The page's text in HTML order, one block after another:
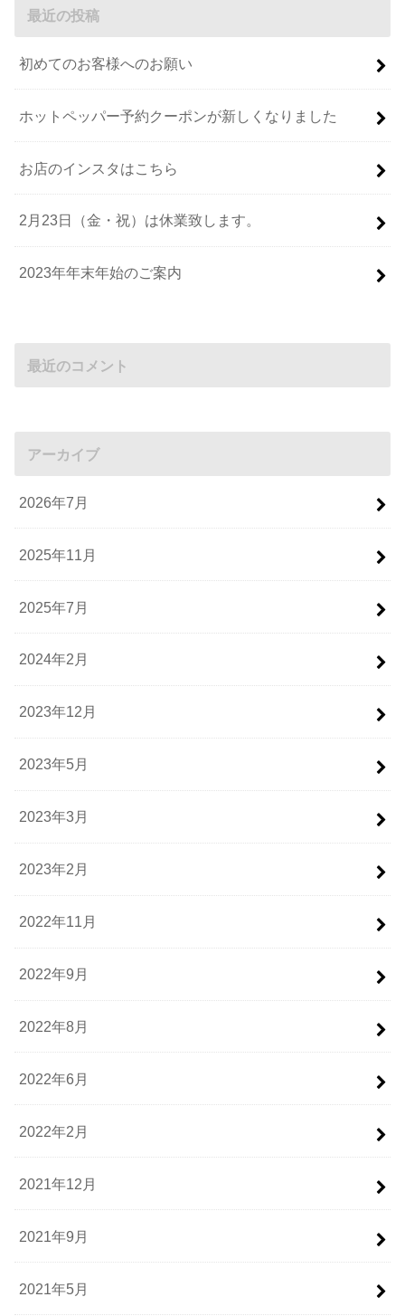
最近の投稿
初めてのお客様へのお願い
ホットペッパー予約クーポンが新しくなりました
お店のインスタはこちら
2月23日（金・祝）は休業致します。
2023年年末年始のご案内
最近のコメント
アーカイブ
2026年7月
2025年11月
2025年7月
2024年2月
2023年12月
2023年5月
2023年3月
2023年2月
2022年11月
2022年9月
2022年8月
2022年6月
2022年2月
2021年12月
2021年9月
2021年5月